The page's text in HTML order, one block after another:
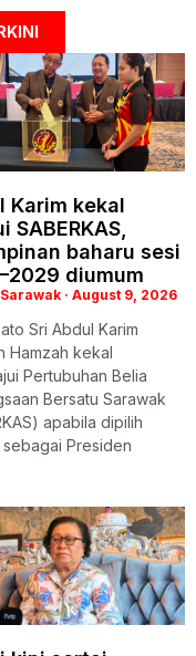
Karim kekal
SABERKAS,
baharu sesi
diumum
August 9, 2026
Sri Abdul Karim
Hamzah kekal
Pertubuhan Belia
Bersatu Sarawak
apabila dipilih
sebagai Presiden